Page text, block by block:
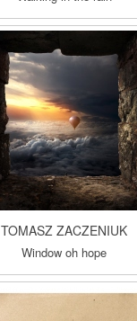
TOMASZ ZACZENIUK
Window oh hope